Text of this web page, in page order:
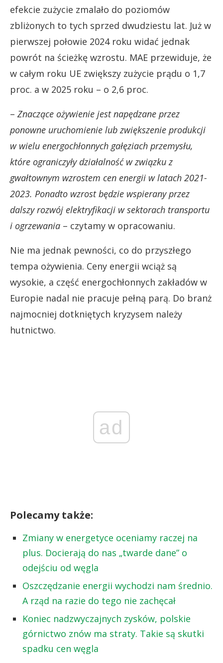
efekcie zużycie zmalało do poziomów
zbliżonych to tych sprzed dwudziestu lat. Już w
pierwszej połowie 2024 roku widać jednak
powrót na ścieżkę wzrostu. MAE przewiduje, że
w całym roku UE zwiększy zużycie prądu o 1,7
proc. a w 2025 roku – o 2,6 proc.
– Znaczące ożywienie jest napędzane przez
ponowne uruchomienie lub zwiększenie produkcji
w wielu energochłonnych gałęziach przemysłu,
które ograniczyły działalność w związku z
gwałtownym wzrostem cen energii w latach 2021-
2023. Ponadto wzrost będzie wspierany przez
dalszy rozwój elektryfikacji w sektorach transportu
i ogrzewania – czytamy w opracowaniu.
Nie ma jednak pewności, co do przyszłego
tempa ożywienia. Ceny energii wciąż są
wysokie, a część energochłonnych zakładów w
Europie nadal nie pracuje pełną parą. Do branż
najmocniej dotkniętych kryzysem należy
hutnictwo.
ad
Polecamy także:
Zmiany w energetyce oceniamy raczej na
plus. Docierają do nas „twarde dane” o
odejściu od węgla
Oszczędzanie energii wychodzi nam średnio.
A rząd na razie do tego nie zachęcał
Koniec nadzwyczajnych zysków, polskie
górnictwo znów ma straty. Takie są skutki
spadku cen węgla